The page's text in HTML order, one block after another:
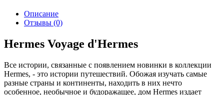
Описание
Отзывы (0)
Hermes Voyage d'Hermes
Все истории, связанные с появлением новинки в коллекции
Hermes, - это истории путешествий. Обожая изучать самые
разные страны и континенты, находить в них нечто
особенное, необычное и будоражащее, дом Hermes издает